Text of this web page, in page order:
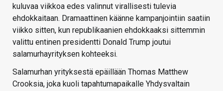
kuluvaa viikkoa edes valinnut virallisesti tulevia
ehdokkaitaan. Dramaattinen käänne kampanjointiin saatiin
viikko sitten, kun republikaanien ehdokkaaksi sittemmin
valittu entinen presidentti Donald Trump joutui
salamurhayrityksen kohteeksi.
Salamurhan yrityksestä epäillään Thomas Matthew
Crooksia, joka kuoli tapahtumapaikalle Yhdysvaltain